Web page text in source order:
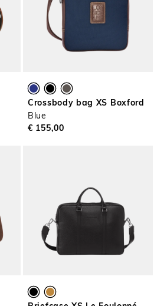
Crossbody bag XS Boxford
Blue
€ 155,00